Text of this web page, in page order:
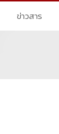
ข่าวสาร